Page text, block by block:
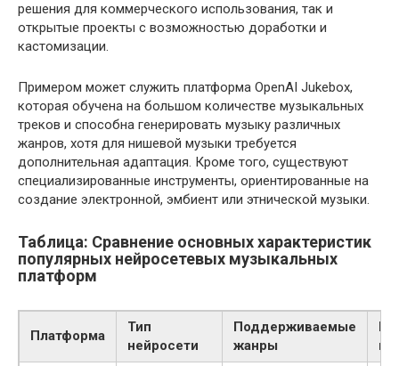
решения для коммерческого использования, так и
открытые проекты с возможностью доработки и
кастомизации.
Примером может служить платформа OpenAI Jukebox,
которая обучена на большом количестве музыкальных
треков и способна генерировать музыку различных
жанров, хотя для нишевой музыки требуется
дополнительная адаптация. Кроме того, существуют
специализированные инструменты, ориентированные на
создание электронной, эмбиент или этнической музыки.
Таблица: Сравнение основных характеристик
популярных нейросетевых музыкальных
платформ
Платформа
Тип
нейросети
Поддерживаемые
жанры